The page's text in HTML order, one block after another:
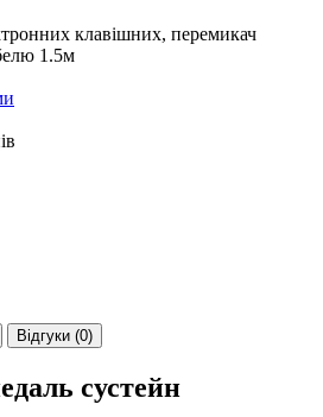
клавішних, перемикач
1.5м
Відгуки (0)
сустейн